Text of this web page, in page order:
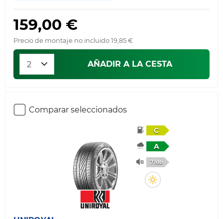
159,00 €
Precio de montaje no incluido 19,85 €
AÑADIR A LA CESTA
Comparar seleccionados
C
A
71db